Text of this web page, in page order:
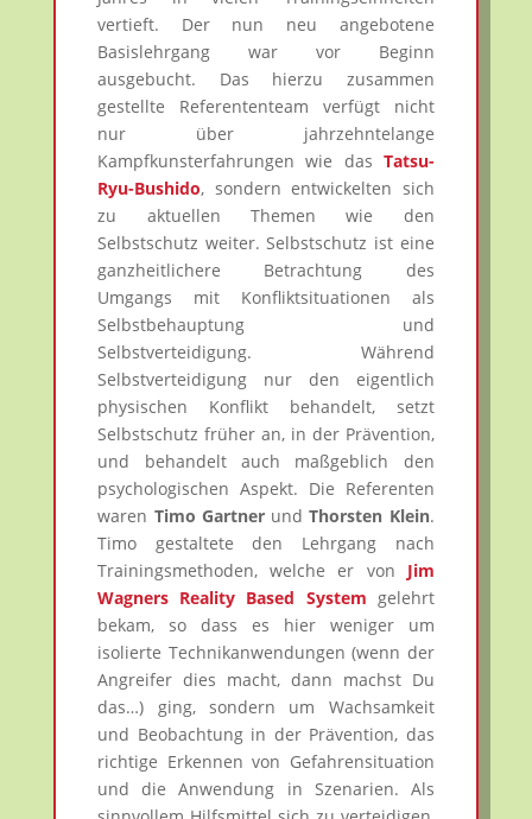
vertieft. Der nun neu angebotene
Basislehrgang war vor Beginn
ausgebucht. Das hierzu zusammen
gestellte Referententeam verfügt nicht
nur über jahrzehntelange
Kampfkunsterfahrungen wie das Tatsu-
Ryu-Bushido, sondern entwickelten sich
zu aktuellen Themen wie den
Selbstschutz weiter. Selbstschutz ist eine
ganzheitlichere Betrachtung des
Umgangs mit Konfliktsituationen als
Selbstbehauptung und
Selbstverteidigung. Während
Selbstverteidigung nur den eigentlich
physischen Konflikt behandelt, setzt
Selbstschutz früher an, in der Prävention,
und behandelt auch maßgeblich den
psychologischen Aspekt. Die Referenten
waren Timo GartnerundThorsten Klein.
Timo gestaltete den Lehrgang nach
Trainingsmethoden, welche er von Jim
Wagners Reality Based System gelehrt
bekam, so dass es hier weniger um
isolierte Technikanwendungen (wenn der
Angreifer dies macht, dann machst Du
das…) ging, sondern um Wachsamkeit
und Beobachtung in der Prävention, das
richtige Erkennen von Gefahrensituation
und die Anwendung in Szenarien. Als